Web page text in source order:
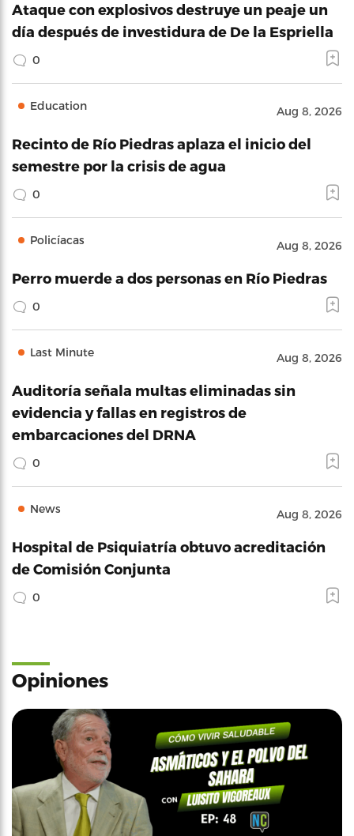
Ataque con explosivos destruye un peaje un
día después de investidura de De la Espriella
0
Education Aug 8, 2026
Recinto de Río Piedras aplaza el inicio del
semestre por la crisis de agua
0
Policíacas Aug 8, 2026
Perro muerde a dos personas en Río Piedras
0
Last Minute Aug 8, 2026
Auditoría señala multas eliminadas sin
evidencia y fallas en registros de
embarcaciones del DRNA
0
News Aug 8, 2026
Hospital de Psiquiatría obtuvo acreditación
de Comisión Conjunta
0
Opiniones